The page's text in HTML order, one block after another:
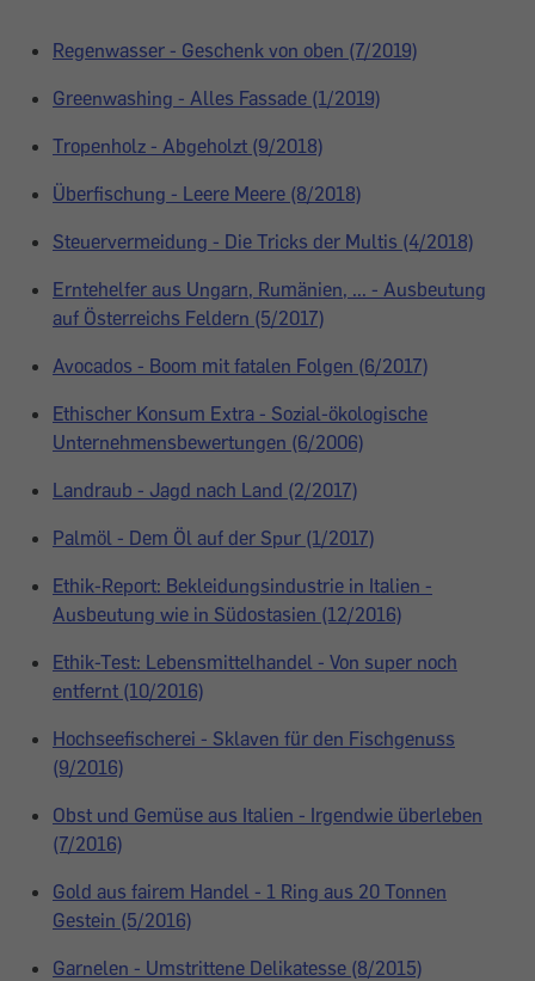
Regenwasser - Geschenk von oben (7/2019)
Greenwashing - Alles Fassade (1/2019)
Tropenholz - Abgeholzt (9/2018)
Überfischung - Leere Meere (8/2018)
Steuervermeidung - Die Tricks der Multis (4/2018)
Erntehelfer aus Ungarn, Rumänien, ... - Ausbeutung
auf Österreichs Feldern (5/2017)
Avocados - Boom mit fatalen Folgen (6/2017)
Ethischer Konsum Extra - Sozial-ökologische
Unternehmensbewertungen (6/2006)
Landraub - Jagd nach Land (2/2017)
Palmöl - Dem Öl auf der Spur (1/2017)
Ethik-Report: Bekleidungsindustrie in Italien -
Ausbeutung wie in Südostasien (12/2016)
Ethik-Test: Lebensmittelhandel - Von super noch
entfernt (10/2016)
Hochseefischerei - Sklaven für den Fischgenuss
(9/2016)
Obst und Gemüse aus Italien - Irgendwie überleben
(7/2016)
Gold aus fairem Handel - 1 Ring aus 20 Tonnen
Gestein (5/2016)
Garnelen - Umstrittene Delikatesse (8/2015)